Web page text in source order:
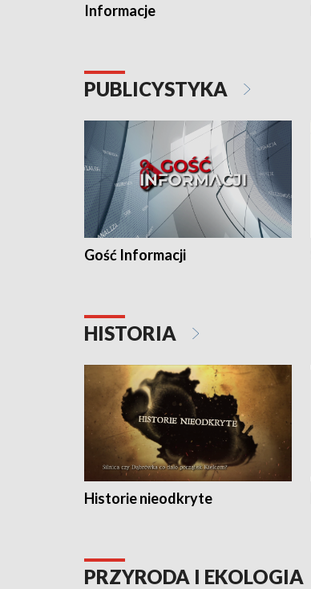
Informacje
PUBLICYSTYKA
Gość Informacji
HISTORIA
Historie nieodkryte
PRZYRODA I EKOLOGIA